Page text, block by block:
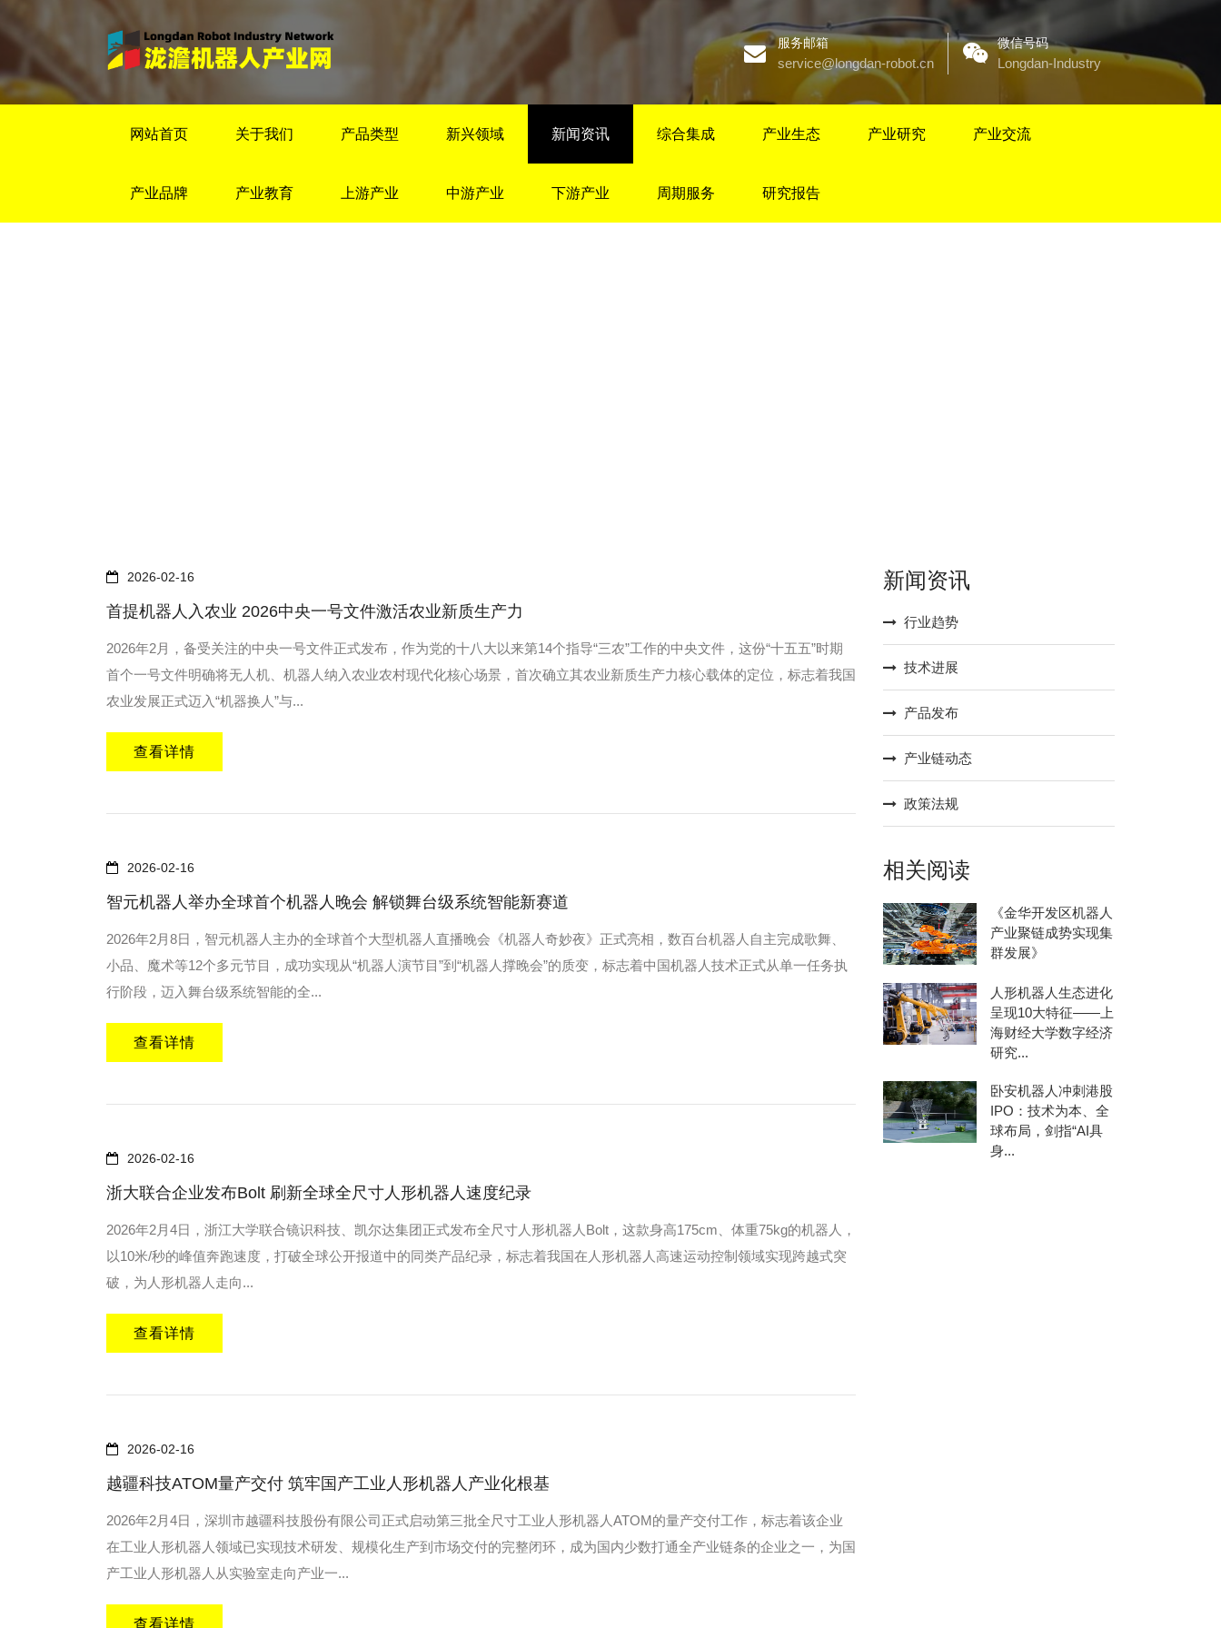
服务邮箱
service@longdan-robot.cn
微信号码
Longdan-Industry
网站首页 关于我们 产品类型 新兴领域 新闻资讯 综合集成 产业生态 产业研究 产业交流
产业品牌 产业教育 上游产业 中游产业 下游产业 周期服务 研究报告
2026-02-16
首提机器人入农业 2026中央一号文件激活农业新质生产力
2026年2月，备受关注的中央一号文件正式发布，作为党的十八大以来第14个指导“三农”工作的中央文件，这份“十五五”时期
首个一号文件明确将无人机、机器人纳入农业农村现代化核心场景，首次确立其农业新质生产力核心载体的定位，标志着我国
农业发展正式迈入“机器换人”与...
查看详情
2026-02-16
智元机器人举办全球首个机器人晚会 解锁舞台级系统智能新赛道
2026年2月8日，智元机器人主办的全球首个大型机器人直播晚会《机器人奇妙夜》正式亮相，数百台机器人自主完成歌舞、
小品、魔术等12个多元节目，成功实现从“机器人演节目”到“机器人撑晚会”的质变，标志着中国机器人技术正式从单一任务执
行阶段，迈入舞台级系统智能的全...
查看详情
2026-02-16
浙大联合企业发布Bolt 刷新全球全尺寸人形机器人速度纪录
2026年2月4日，浙江大学联合镜识科技、凯尔达集团正式发布全尺寸人形机器人Bolt，这款身高175cm、体重75kg的机器人，
以10米/秒的峰值奔跑速度，打破全球公开报道中的同类产品纪录，标志着我国在人形机器人高速运动控制领域实现跨越式突
破，为人形机器人走向...
查看详情
2026-02-16
越疆科技ATOM量产交付 筑牢国产工业人形机器人产业化根基
2026年2月4日，深圳市越疆科技股份有限公司正式启动第三批全尺寸工业人形机器人ATOM的量产交付工作，标志着该企业
在工业人形机器人领域已实现技术研发、规模化生产到市场交付的完整闭环，成为国内少数打通全产业链条的企业之一，为国
产工业人形机器人从实验室走向产业一...
查看详情
新闻资讯
行业趋势
技术进展
产品发布
产业链动态
政策法规
相关阅读
《金华开发区机器人
产业聚链成势实现集
群发展》
人形机器人生态进化
呈现10大特征——上
海财经大学数字经济
研究...
卧安机器人冲刺港股
IPO：技术为本、全
球布局，剑指“AI具
身...